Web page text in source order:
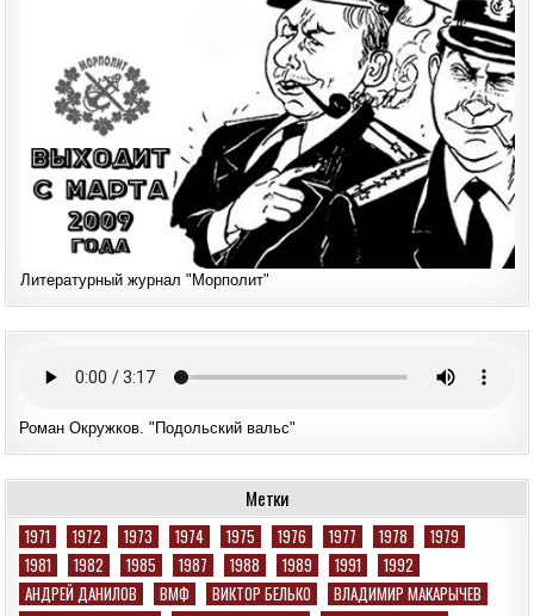
Литературный журнал "Морполит"
Роман Окружков. "Подольский вальс"
Метки
1971 1972 1973 1974 1975 1976 1977 1978
1979
1981
1982 1985 1987 1988 1989 1991
1992
АНДРЕЙ ДАНИЛОВ
ВМФ ВИКТОР БЕЛЬКО
ВЛАДИМИР МАКАРЫЧЕВ